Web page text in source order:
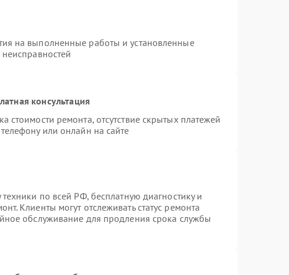
на выполненные работы и установленные
консультация
стоимости ремонта, отсутствие скрытых платежей
или онлайн на сайте
по всей РФ, бесплатную диагностику и
Клиенты могут отслеживать статус ремонта
обслуживание для продления срока службы